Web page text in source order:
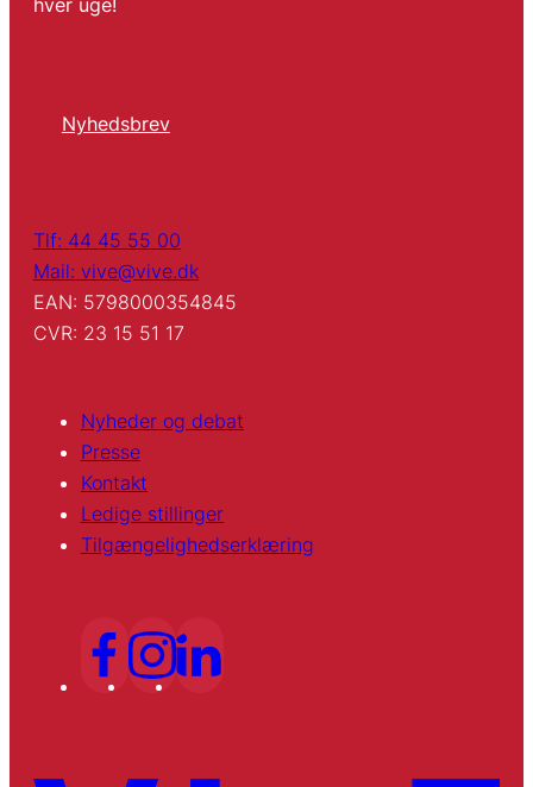
Nyhedsbrev
Tlf: 44 45 55 00
Mail: vive@vive.dk
EAN: 5798000354845
CVR: 23 15 51 17
Nyheder og debat
Presse
Kontakt
Ledige stillinger
Tilgængelighedserklæring